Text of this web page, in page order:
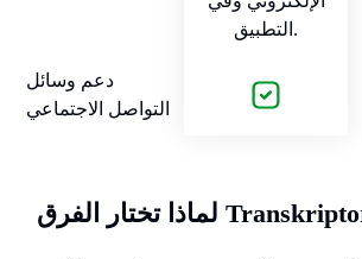
التطبيق.
دعم وسائل
التواصل الاجتماعي